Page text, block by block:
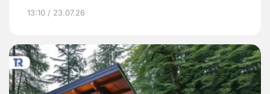
13:10 / 23.07.26